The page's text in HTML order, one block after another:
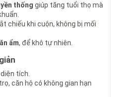
nhiên
vênh, không bạc màu
cần khăn ẩm lau nhẹ, phơi nơi
bí, không có mùi ẩm như nệm.
giây. Ngon – gọn – sạch.
Được Chuộng Khắp
số lượng lớn chiếu trúc
thống giúp tăng tuổi thọ mà
chiếu khi cuộn, không bị mối
ẩm, để khô tự nhiên.
tích.
căn hộ có không gian hạn